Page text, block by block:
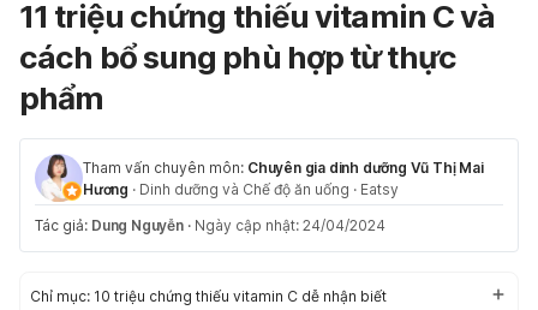
11 triệu chứng thiếu vitamin C và
cách bổ sung phù hợp từ thực
phẩm
Tham vấn chuyên môn: Chuyên gia dinh dưỡng Vũ Thị Mai
Hương · Dinh dưỡng và Chế độ ăn uống · Eatsy
Tác giả: Dung Nguyễn · Ngày cập nhật: 24/04/2024
Chỉ mục: 10 triệu chứng thiếu vitamin C dễ nhận biết